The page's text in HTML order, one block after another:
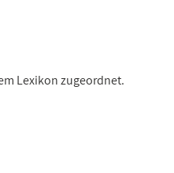
Lexikon zugeordnet.